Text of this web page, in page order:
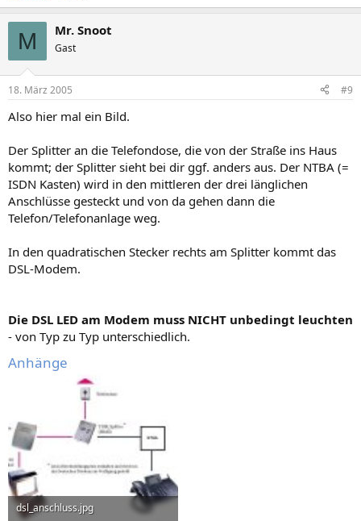
M Mr. Snoot
Gast
18. März 2005 #9
Also hier mal ein Bild.
Der Splitter an die Telefondose, die von der Straße ins Haus
kommt; der Splitter sieht bei dir ggf. anders aus. Der NTBA (=
ISDN Kasten) wird in den mittleren der drei länglichen
Anschlüsse gesteckt und von da gehen dann die
Telefon/Telefonanlage weg.
In den quadratischen Stecker rechts am Splitter kommt das
DSL-Modem.
Die DSL LED am Modem muss NICHT unbedingt leuchten
- von Typ zu Typ unterschiedlich.
Anhänge
dsl_anschluss.jpg